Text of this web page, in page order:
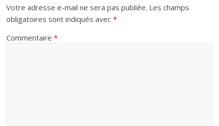
Votre adresse e-mail ne sera pas publiée. Les champs
obligatoires sont indiqués avec*
Commentaire*